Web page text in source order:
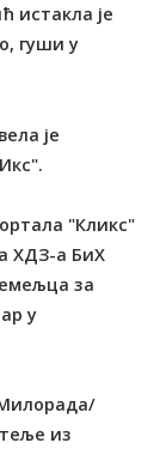
истакла је
гуши у
је
"Кликс"
ХДЗ-а БиХ
за
у
из